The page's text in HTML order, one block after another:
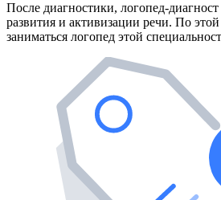
После диагностики, логопед-
развития и активизации речи. По
заниматься логопед этой